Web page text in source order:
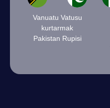
Vanuatu Vatusu
kurtarmak
Pakistan Rupisi